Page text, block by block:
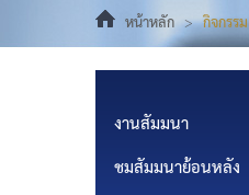
งานสัมมนา
ชมสัมมนาย้อนหลัง
หน้าหลัก>กิจกรรม